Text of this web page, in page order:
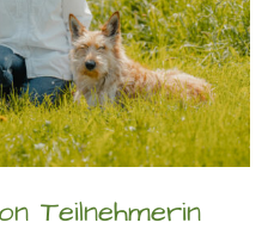
Teilnehmerin